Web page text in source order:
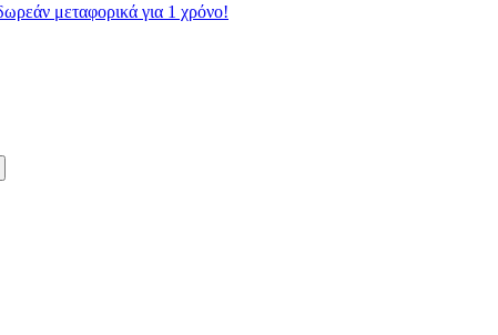
μεταφορικά για 1 χρόνο!